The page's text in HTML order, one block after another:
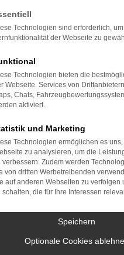
das Laden bestimmter
Funktioniert die Seite
dein Gerät neu.
kann manchmal helfen,
zu beheben.
auf dem
Software birgt nicht nur
sondern kann
dass bestimmte
werden.
dich an den
du alle oben genannten
kontaktiere uns bitte. Wir
Technologien sind erforderlich,
der Webseite zu
Technologien bieten die
Webseite. Services von
Chats,
aktiviert.
und Marketing
Technologien ermöglichen es
zu analysieren, um die
verbessern. Zudem werden
von dritten Werbetreibenden
auf anderen Webseiten zu verfolgen
schalten, die für Ihre Interessen
Speichern
Optionale Cookies